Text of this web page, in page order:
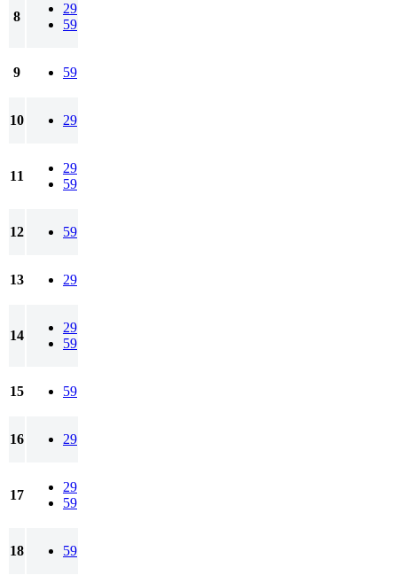
8
29
59
9 59
10 29
11
29
59
12 59
13 29
14
29
59
15 59
16 29
17
29
59
18 59